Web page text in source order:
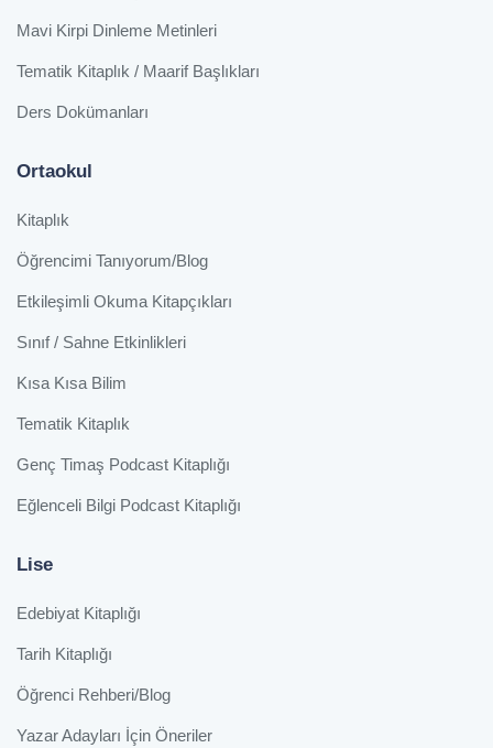
Mavi Kirpi Dinleme Metinleri
Tematik Kitaplık / Maarif Başlıkları
Ders Dokümanları
Ortaokul
Kitaplık
Öğrencimi Tanıyorum/Blog
Etkileşimli Okuma Kitapçıkları
Sınıf / Sahne Etkinlikleri
Kısa Kısa Bilim
Tematik Kitaplık
Genç Timaş Podcast Kitaplığı
Eğlenceli Bilgi Podcast Kitaplığı
Lise
Edebiyat Kitaplığı
Tarih Kitaplığı
Öğrenci Rehberi/Blog
Yazar Adayları İçin Öneriler